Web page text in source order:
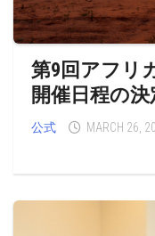
第9回アフリ
開催日程の決
公式 MARCH 26,